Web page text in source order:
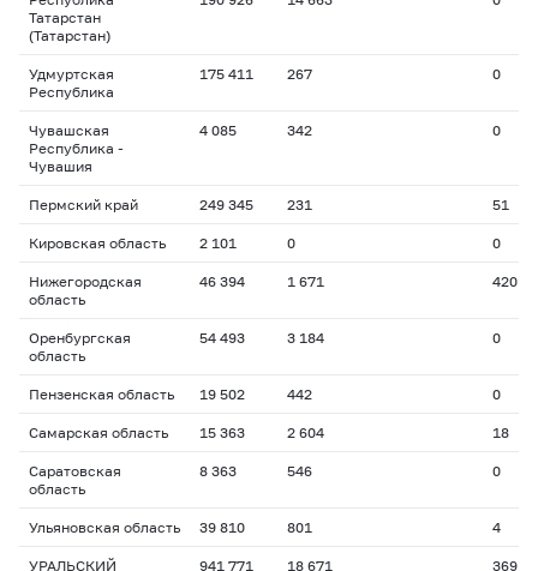
Татарстан
(Татарстан)
Удмуртская
Республика
175 411 267 0
Чувашская
Республика -
Чувашия
4 085 342 0
Пермский край 249 345 231 51
Кировская область 2 101 0 0
Нижегородская
область
46 394 1 671 420
Оренбургская
область
54 493 3 184 0
Пензенская область 19 502 442 0
Самарская область 15 363 2 604 18
Саратовская
область
8 363 546 0
Ульяновская область 39 810 801 4
УРАЛЬСКИЙ
941 771 18 671 369